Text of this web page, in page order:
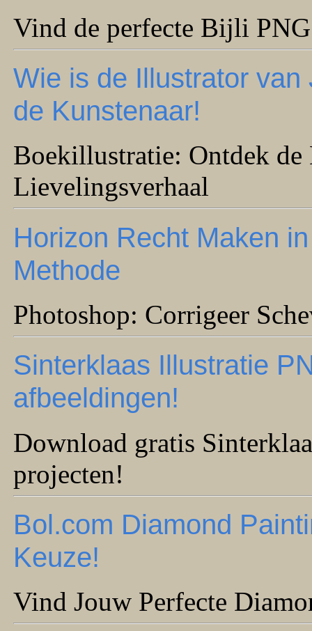
Vind de perfecte Bijli
Wie is de Illustrator
de Kunstenaar!
Boekillustratie: Ontdek de
Lievelingsverhaal
Horizon Recht Maken
Methode
Photoshop: Corrigeer
Sinterklaas Illustratie
afbeeldingen!
Download gratis
projecten!
Bol.com Diamond
Keuze!
Vind Jouw Perfecte